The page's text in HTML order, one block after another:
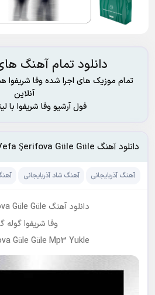
دانلود تمام آهنگ های وفا
تمام موزیک های اجرا شده وفا
آنلاین
فول آرشیو وفا شریفوا با
دانلود آهنگ Vefa Şerifova Güle Güle
آهنگ آذربایجانی آهنگ شاد آذربایجانی
دانلود آهنگ Vefa Şerifova Güle Güle
وفا شریفوا گوله
Güle Güle Mp3 Yukle